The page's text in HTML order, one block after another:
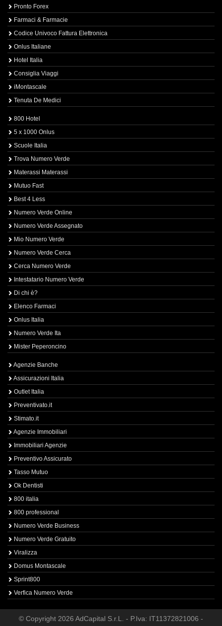
Pronto Forex
Farmaci & Farmacie
Codice Univoco Fattura Elettronica
Onlus Italiane
Hotel Italia
Consiglia Viaggi
iMontascale
Tenuta De Medici
800 Hotel
5 x 1000 Onlus
Scuole Italia
Trova Numero Verde
Materassi Materassi
Mutuo Fast
Best 4 Less
Numero Verde Online
Numero Verde Assegnato
Mio Numero Verde
Numero Verde Cerca
Cerca Numero Verde
Intestatario Numero Verde
Di chi è?
Elenco Farmaci
Onlus Italia
Numero Verde Ita
Mister Peperoncino
Agenzie Banche
Assicurazioni Italia
Outlet Italia
Preventivato.it
Stimato.it
Agenzie Immobiliari
Immobiliari Agenzie
Preventivo Assicurato
Tasso Mutuo
Ok Dentisti
800 italia
800 professional
Numero Verde Business
Numero Verde Gratuito
Viralizza
Domus Montascale
Sprint800
Verfica Numero Verde
© Copyright 2026 AdCapital S.r.L. - P.Iva: IT11372821006 -